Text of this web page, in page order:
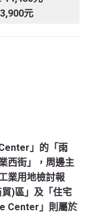
元
」的「雨
西街」，周邊主
業用地檢討報
)區」及「住宅
Center」則屬於